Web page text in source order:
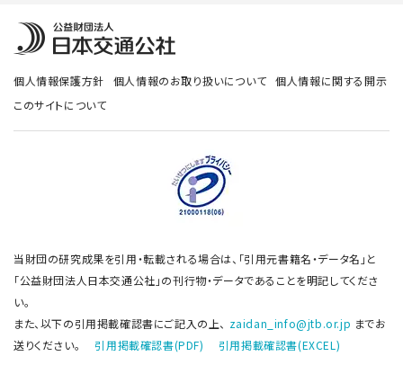
個人情報保護方針 個人情報のお取り扱いについて
個人情報に関する開示
このサイトについて
当財団の研究成果を引用・転載される場合は、「引用元書籍名・データ名」と
「公益財団法人日本交通公社」の刊行物・データであることを明記してくださ
い。
また、以下の引用掲載確認書にご記入の上、 zaidan_info@jtb.or.jp までお
送りください。 引用掲載確認書(PDF) 引用掲載確認書(EXCEL)